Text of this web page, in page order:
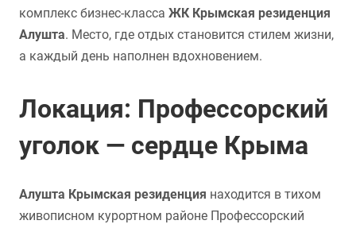
комплекс бизнес-класса ЖК Крымская резиденция
Алушта. Место, где отдых становится стилем жизни,
а каждый день наполнен вдохновением.
Локация: Профессорский
уголок — сердце Крыма
Алушта Крымская резиденция находится в тихом
живописном курортном районе Профессорский